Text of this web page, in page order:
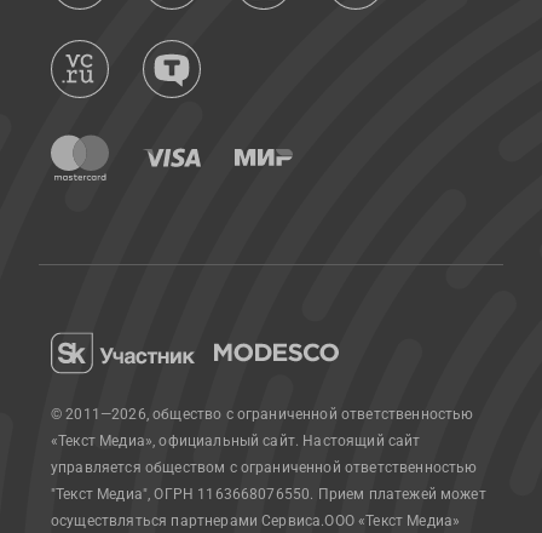
© 2011—2026, общество с ограниченной ответственностью
«Текст Медиа», официальный сайт. Настоящий сайт
управляется обществом с ограниченной ответственностью
"Текст Медиа", ОГРН 1163668076550. Прием платежей может
осуществляться партнерами Сервиса.ООО «Текст Медиа»